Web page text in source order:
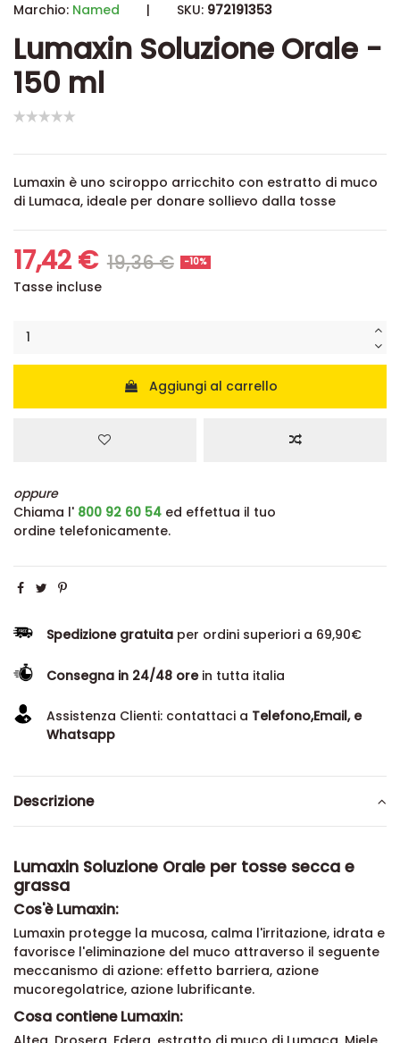
Marchio: Named | SKU: 972191353
Lumaxin Soluzione Orale -
150 ml
Lumaxin è uno sciroppo arricchito con estratto di muco
di Lumaca, ideale per donare sollievo dalla tosse
17,42 € 19,36 € -10%
Tasse incluse
Aggiungi al carrello
oppure
Chiama l' 800 92 60 54 ed effettua il tuo
ordine telefonicamente.
Spedizione gratuita per ordini superiori a 69,90€
Consegna in 24/48 orein tutta italia
Assistenza Clienti: contattaci a Telefono,Email, e
Whatsapp
Descrizione
Lumaxin Soluzione Orale per tosse secca e
grassa
Cos'è Lumaxin:
Lumaxin protegge la mucosa, calma l'irritazione, idrata e
favorisce l'eliminazione del muco attraverso il seguente
meccanismo di azione: effetto barriera, azione
mucoregolatrice, azione lubrificante.
Cosa contiene Lumaxin: